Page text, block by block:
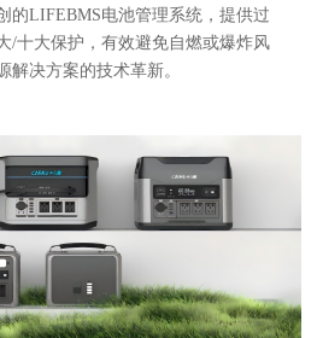
的LIFEBMS电池管理系统，提供过
/十大保护，有效避免自燃或爆炸风
解决方案的技术革新。